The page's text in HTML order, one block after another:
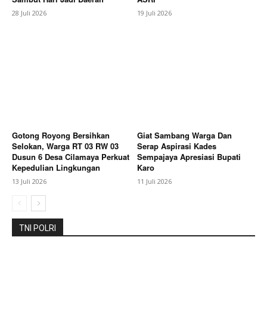
28 Juli 2026 19 Juli 2026
Gotong Royong Bersihkan
Selokan, Warga RT 03 RW 03
Dusun 6 Desa Cilamaya Perkuat
Kepedulian Lingkungan
13 Juli 2026
Giat Sambang Warga Dan
Serap Aspirasi Kades
Sempajaya Apresiasi Bupati
Karo
11 Juli 2026
TNI POLRI